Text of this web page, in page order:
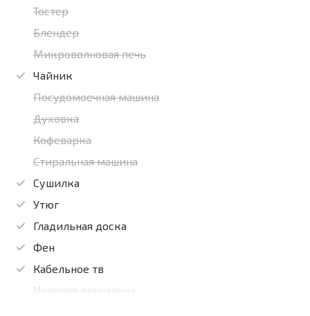
Тостер
Блендер
Микроволновая печь
Чайник
Посудомоечная машина
Духовка
Кофеварка
Стиральная машина
Сушилка
Утюг
Гладильная доска
Фен
Кабельное тв
Игровая приставка